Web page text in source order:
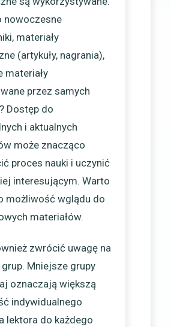
nowoczesne
materiały
(artykuły, nagrania),
materiały
przez samych
Dostęp do
i aktualnych
może znacząco
proces nauki i uczynić
interesującym. Warto
możliwość wglądu do
materiałów.
zwrócić uwagę na
Mniejsze grupy
oznaczają większą
indywidualnego
lektora do każdego